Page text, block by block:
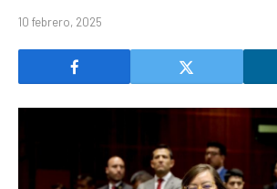
10 febrero, 2025